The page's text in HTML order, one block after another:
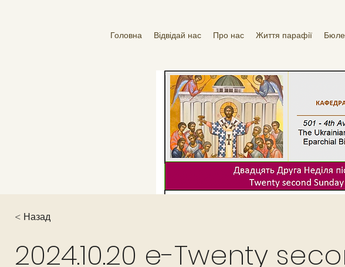
Головна Відвідай нас Про нас Життя парафії
< Назад
2024.10.20 e-Twenty